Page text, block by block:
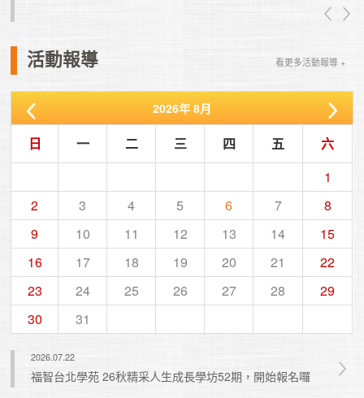
活動報導 看更多活動報導 +
2026年 8月
日 一 二 三 四 五
六
1
2
3 4 5 6 7
8
9
10 11 12 13 14
15
16
17 18 19 20 21
22
23
24 25 26 27 28
29
30
31
2026.07.22
福智台北學苑 26秋精采人生成長學坊52期，開始報名囉